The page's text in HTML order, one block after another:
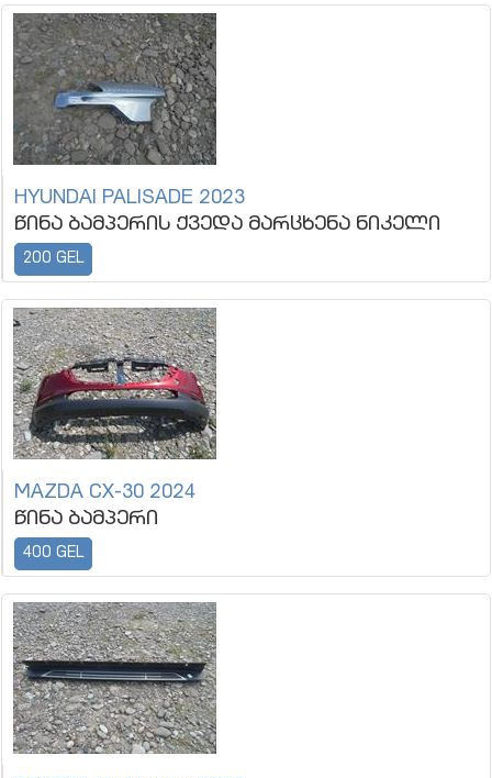
HYUNDAI PALISADE 2023
წინა ბამპერის ქვედა მარცხენა ნიკელი
200 GEL
MAZDA CX-30 2024
წინა ბამპერი
400 GEL